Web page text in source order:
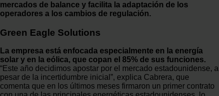
mercados de balance y facilita la adaptación de los
operadores a los cambios de regulación.
Green Eagle Solutions
La empresa está enfocada especialmente en la energía
solar y en la eólica, que copan el 85% de sus funciones.
“Este año decidimos apostar por el mercado estadounidense, a
pesar de la incertidumbre inicial”, explica Cabrera, que
comenta que en los últimos meses firmaron un primer contrato